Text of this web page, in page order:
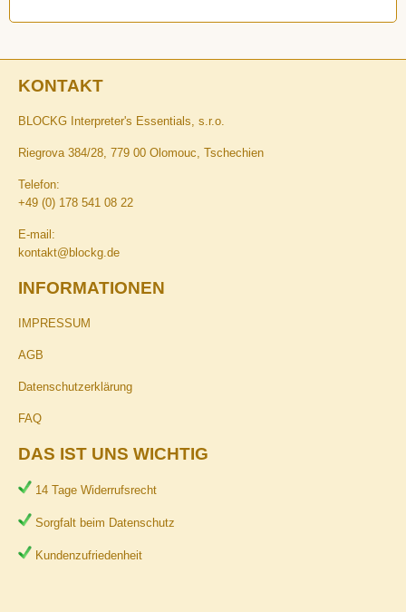
KONTAKT
BLOCKG Interpreter's Essentials, s.r.o.
Riegrova 384/28, 779 00 Olomouc, Tschechien
Telefon:
+49 (0) 178 541 08 22
E-mail:
kontakt@blockg.de
INFORMATIONEN
IMPRESSUM
AGB
Datenschutzerklärung
FAQ
DAS IST UNS WICHTIG
14 Tage Widerrufsrecht
Sorgfalt beim Datenschutz
Kundenzufriedenheit